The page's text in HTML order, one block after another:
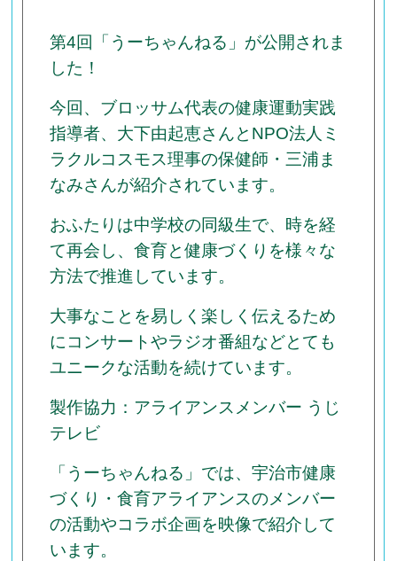
第4回「うーちゃんねる」が公開されま
した！
今回、ブロッサム代表の健康運動実践
指導者、大下由起恵さんとNPO法人ミ
ラクルコスモス理事の保健師・三浦ま
なみさんが紹介されています。
おふたりは中学校の同級生で、時を経
て再会し、食育と健康づくりを様々な
方法で推進しています。
大事なことを易しく楽しく伝えるため
にコンサートやラジオ番組などとても
ユニークな活動を続けています。
製作協力：アライアンスメンバー うじ
テレビ
「うーちゃんねる」では、宇治市健康
づくり・食育アライアンスのメンバー
の活動やコラボ企画を映像で紹介して
います。